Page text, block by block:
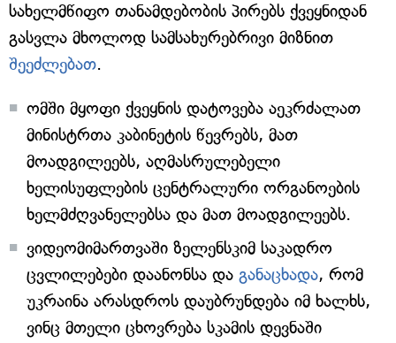
სახელმწიფო თანამდებობის პირებს ქვეყნიდან
გასვლა მხოლოდ სამსახურებრივი მიზნით
შეეძლებათ.
ომში მყოფი ქვეყნის დატოვება აეკრძალათ
მინისტრთა კაბინეტის წევრებს, მათ
მოადგილეებს, აღმასრულებელი
ხელისუფლების ცენტრალური ორგანოების
ხელმძღვანელებსა და მათ მოადგილეებს.
ვიდეომიმართვაში ზელენსკიმ საკადრო
ცვლილებები დაანონსა და განაცხადა, რომ
უკრაინა არასდროს დაუბრუნდება იმ ხალხს,
ვინც მთელი ცხოვრება სკამის დევნაში